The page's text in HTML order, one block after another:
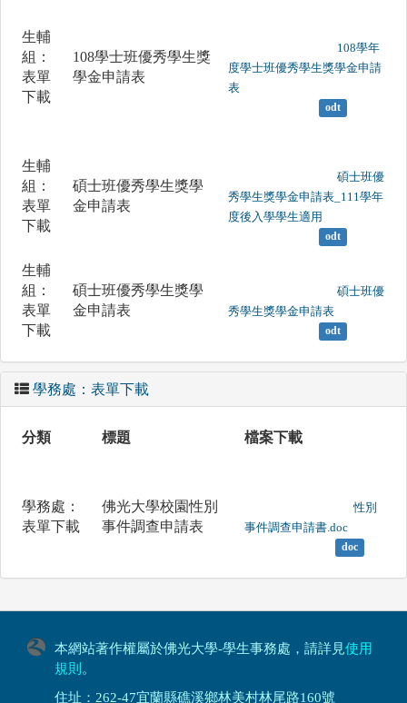
生輔
組：
表單
下載
108學士班優秀學生獎
學金申請表
度學士班優秀學生獎學金申請
表
odt
生輔
組：
表單
下載
碩士班優秀學生獎學
金申請表
秀學生獎學金申請表_111學年
度後入學學生適用
odt
生輔
組：
表單
下載
碩士班優秀學生獎學
金申請表
秀學生獎學金申請表
odt
學務處：表單下載
分類 標題 檔案下載
學務處：
表單下載
佛光大學校園性別
事件調查申請表
事件調查申請書.doc
doc
本網站著作權屬於佛光大學-學生事務處，請詳見使用
規則 。
住址：262-47宜蘭縣礁溪鄉林美村林尾路160號